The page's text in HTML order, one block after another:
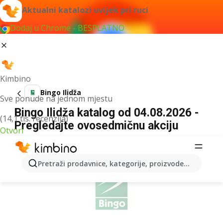
Aktualni katalozi uvijek pri ruci
Dodaj u Chrome - BESPLATNO
Kimbino
Sve ponude na jednom mjestu
(14,1 tis. recenzija)
Otvori
Pretraži prodavnice, kategorije, proizvode...
Bingo Ilidža
Bingo Ilidža katalog od 04.08.2026 -
Pregledajte ovosedmičnu akciju